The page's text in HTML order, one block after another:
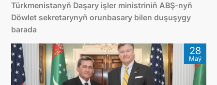
TÜRKMENISTAN
KONSULLYK HYZMATLARY
DIM
Türkmenistanyň Daşary işler ministriniň ABŞ-nyň
Döwlet sekretarynyň orunbasary bilen duşuşygy
barada
28
Maý